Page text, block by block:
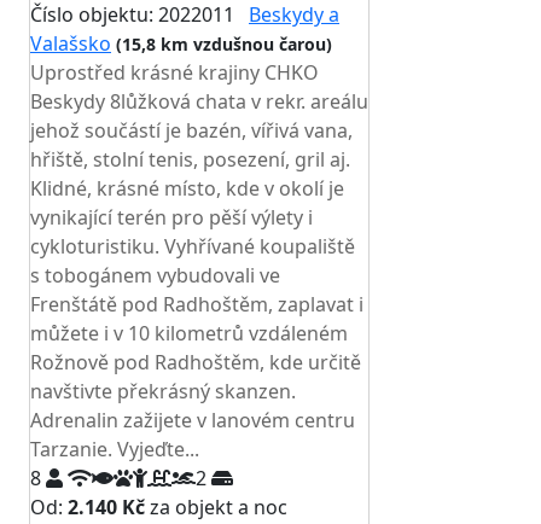
Číslo objektu: 2022011
Beskydy a
Valašsko (15,8 km vzdušnou čarou)
Uprostřed krásné krajiny CHKO
Beskydy 8lůžková chata v rekr. areálu
jehož součástí je bazén, vířivá vana,
hřiště, stolní tenis, posezení, gril aj.
Klidné, krásné místo, kde v okolí je
vynikající terén pro pěší výlety i
cykloturistiku. Vyhřívané koupaliště
s tobogánem vybudovali ve
Frenštátě pod Radhoštěm, zaplavat i
můžete i v 10 kilometrů vzdáleném
Rožnově pod Radhoštěm, kde určitě
navštivte překrásný skanzen.
Adrenalin zažijete v lanovém centru
Tarzanie. Vyjeďte...
8
2
Od: 2.140 Kčza objekt a noc